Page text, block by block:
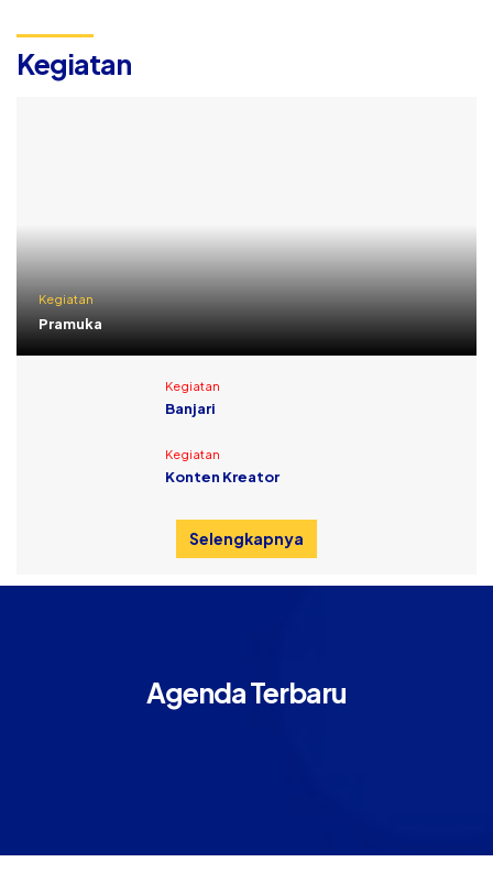
Kegiatan
Kegiatan
Pramuka
Kegiatan
Banjari
Kegiatan
Konten Kreator
Selengkapnya
Agenda Terbaru